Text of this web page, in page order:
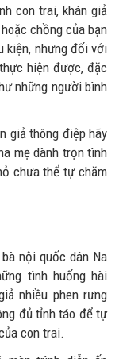
con trai, khán giả
chồng của bạn
kiện, nhưng đối với
hiện được, đặc
những người bình
giả thông điệp hãy
mẹ dành trọn tình
chưa thể tự chăm
nội quốc dân Na
tình huống hài
nhiều phen rưng
đủ tỉnh táo để tự
con trai.